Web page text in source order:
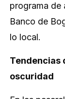
programa de
Banco de
lo local.
Tendencias
oscuridad